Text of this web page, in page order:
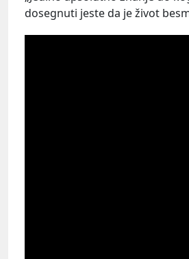
dosegnuti jeste da je život